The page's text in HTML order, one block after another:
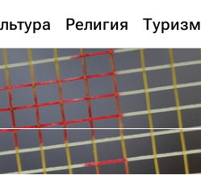
Религия Туризм